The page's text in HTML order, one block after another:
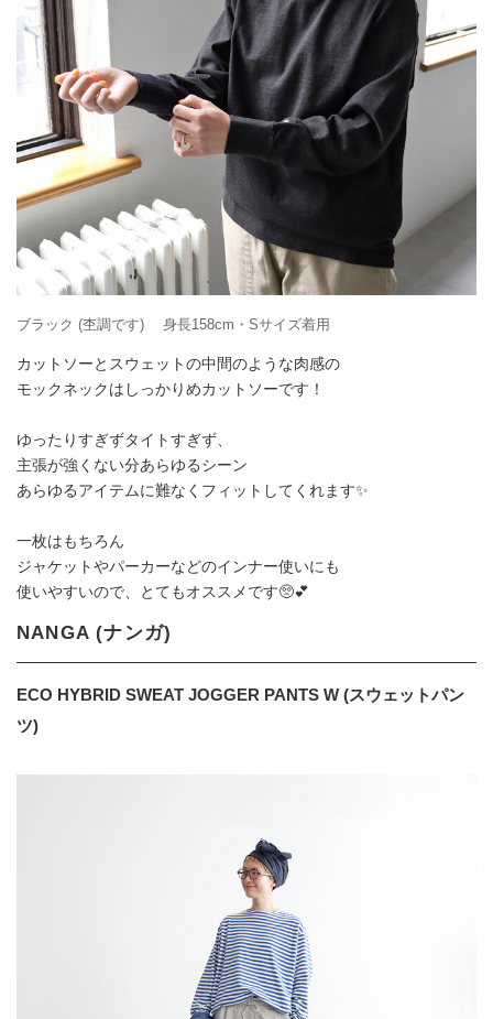
ブラック (杢調です) 身長158cm・Sサイズ着用
カットソーとスウェットの中間のような肉感の
モックネックはしっかりめカットソーです！
ゆったりすぎずタイトすぎず、
主張が強くない分あらゆるシーン
あらゆるアイテムに難なくフィットしてくれます✨
一枚はもちろん
ジャケットやパーカーなどのインナー使いにも
使いやすいので、とてもオススメです🥺💕
NANGA (ナンガ)
ECO HYBRID SWEAT JOGGER PANTS W (スウェットパン
ツ)